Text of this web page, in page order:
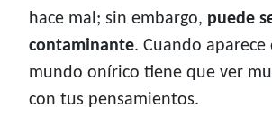
hace mal; sin embargo, puede
contaminante. Cuando
mundo onírico tiene que ver
con tus pensamientos.